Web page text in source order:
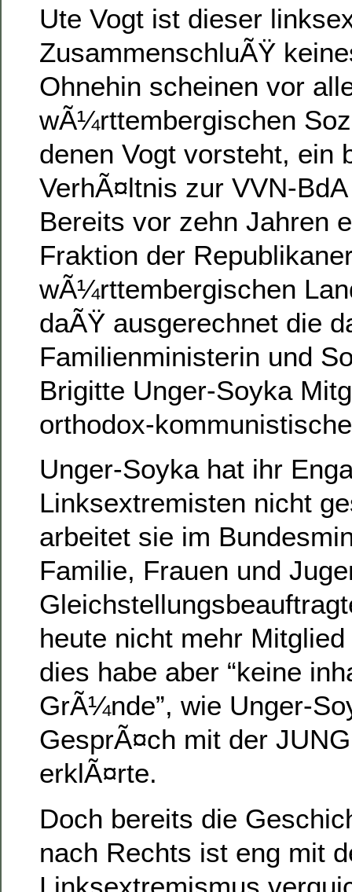
Ute Vogt ist dieser
ZusammenschluÃŸ
Ohnehin scheinen vor
wÃ¼rttembergischen
denen Vogt vorsteht, ein
VerhÃ¤ltnis zur VVN-
Bereits vor zehn Jahren
Fraktion der
wÃ¼rttembergischen
daÃŸ ausgerechnet die
Familienministerin und
Brigitte Unger-Soyka
orthodox-
Unger-Soyka hat ihr
Linksextremisten nicht
arbeitet sie im
Familie, Frauen und
heute nicht mehr
dies habe aber “keine
GrÃ¼nde”, wie Unger-
GesprÃ¤ch mit der
erklÃ¤rte.
Doch bereits die
nach Rechts ist eng mit